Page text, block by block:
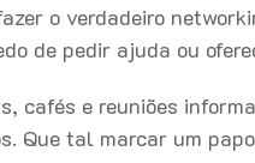
o verdadeiro
de pedir ajuda ou
cafés e reuniões
Que tal marcar um